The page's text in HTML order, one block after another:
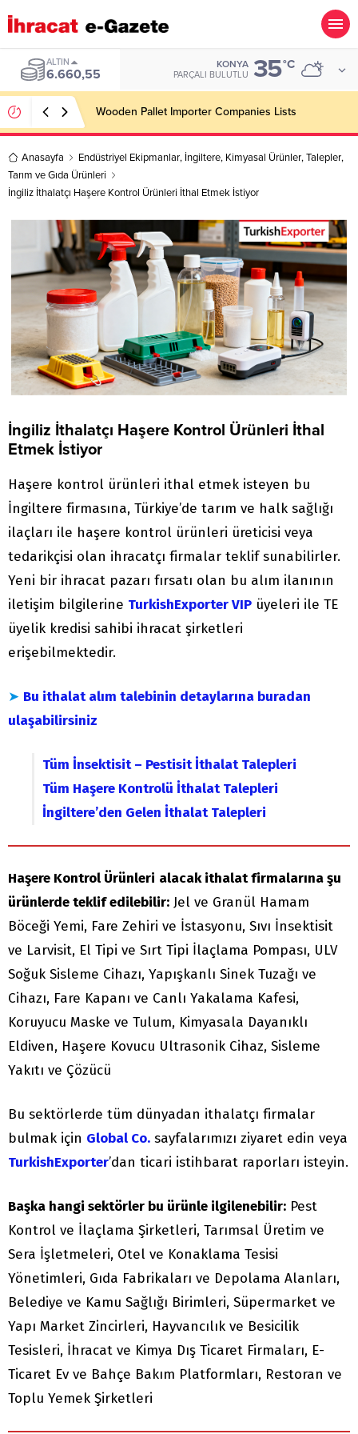
ALTIN
6.660,55
KONYA
PARÇALI BULUTLU 35°C
Wooden Pallet Importer Companies Lists
Anasayfa Endüstriyel Ekipmanlar, İngiltere, Kimyasal Ürünler,Talepler,
Tarım ve Gıda Ürünleri
İngiliz İthalatçı Haşere Kontrol Ürünleri İthal Etmek İstiyor
İngiliz İthalatçı Haşere Kontrol Ürünleri İthal
Etmek İstiyor
Haşere kontrol ürünleri ithal etmek isteyen bu
İngiltere firmasına, Türkiye’de tarım ve halk sağlığı
ilaçları ile haşere kontrol ürünleri üreticisi veya
tedarikçisi olan ihracatçı firmalar teklif sunabilirler.
Yeni bir ihracat pazarı fırsatı olan bu alım ilanının
iletişim bilgilerine TurkishExporter VIP üyeleri ile TE
üyelik kredisi sahibi ihracat şirketleri
erişebilmektedir.
➤ Bu ithalat alım talebinin detaylarına buradan
ulaşabilirsiniz
Tüm İnsektisit – Pestisit İthalat Talepleri
Tüm Haşere Kontrolü İthalat Talepleri
İngiltere’den Gelen İthalat Talepleri
Haşere Kontrol Ürünleri alacak ithalat firmalarına şu
ürünlerde teklif edilebilir: Jel ve Granül Hamam
Böceği Yemi, Fare Zehiri ve İstasyonu, Sıvı İnsektisit
ve Larvisit, El Tipi ve Sırt Tipi İlaçlama Pompası, ULV
Soğuk Sisleme Cihazı, Yapışkanlı Sinek Tuzağı ve
Cihazı, Fare Kapanı ve Canlı Yakalama Kafesi,
Koruyucu Maske ve Tulum, Kimyasala Dayanıklı
Eldiven, Haşere Kovucu Ultrasonik Cihaz, Sisleme
Yakıtı ve Çözücü
Bu sektörlerde tüm dünyadan ithalatçı firmalar
bulmak için Global Co. sayfalarımızı ziyaret edin veya
TurkishExporter’dan ticari istihbarat raporları isteyin.
Başka hangi sektörler bu ürünle ilgilenebilir: Pest
Kontrol ve İlaçlama Şirketleri, Tarımsal Üretim ve
Sera İşletmeleri, Otel ve Konaklama Tesisi
Yönetimleri, Gıda Fabrikaları ve Depolama Alanları,
Belediye ve Kamu Sağlığı Birimleri, Süpermarket ve
Yapı Market Zincirleri, Hayvancılık ve Besicilik
Tesisleri, İhracat ve Kimya Dış Ticaret Firmaları, E-
Ticaret Ev ve Bahçe Bakım Platformları, Restoran ve
Toplu Yemek Şirketleri